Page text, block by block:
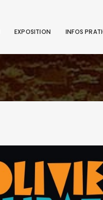
EXPOSITION INFOS